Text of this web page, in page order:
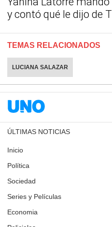
y contó qué le dijo de
TEMAS RELACIONADOS
LUCIANA SALAZAR
ÚLTIMAS NOTICIAS
Inicio
Política
Sociedad
Series y Películas
Economia